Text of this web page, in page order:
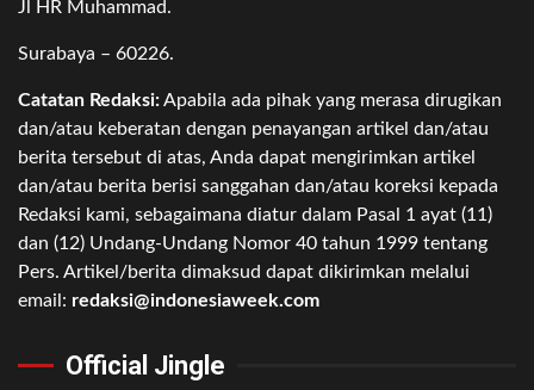
Jl HR Muhammad.
Surabaya – 60226.
Catatan Redaksi:Apabila ada pihak yang merasa dirugikan
dan/atau keberatan dengan penayangan artikel dan/atau
berita tersebut di atas, Anda dapat mengirimkan artikel
dan/atau berita berisi sanggahan dan/atau koreksi kepada
Redaksi kami, sebagaimana diatur dalam Pasal 1 ayat (11)
dan (12) Undang-Undang Nomor 40 tahun 1999 tentang
Pers. Artikel/berita dimaksud dapat dikirimkan melalui
email: redaksi@indonesiaweek.com
Official Jingle